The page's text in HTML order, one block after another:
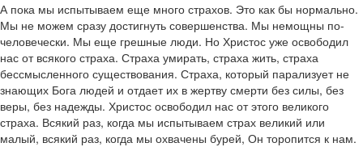
А пока мы испытываем еще много страхов. Это как бы нормально.
Мы не можем сразу достигнуть совершенства. Мы немощны по-
человечески. Мы еще грешные люди. Но Христос уже освободил
нас от всякого страха. Страха умирать, страха жить, страха
бессмысленного существования. Страха, который парализует не
знающих Бога людей и отдает их в жертву смерти без силы, без
веры, без надежды. Христос освободил нас от этого великого
страха. Всякий раз, когда мы испытываем страх великий или
малый, всякий раз, когда мы охвачены бурей, Он торопится к нам.